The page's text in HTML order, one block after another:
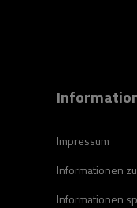
Impressum
Informationen
Informationen